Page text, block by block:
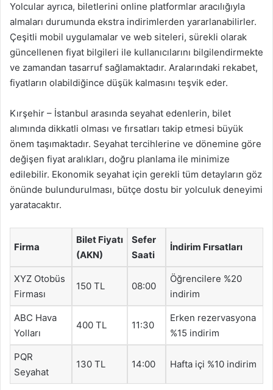
Yolcular ayrıca, biletlerini online platformlar aracılığıyla
almaları durumunda ekstra indirimlerden yararlanabilirler.
Çeşitli mobil uygulamalar ve web siteleri, sürekli olarak
güncellenen fiyat bilgileri ile kullanıcılarını bilgilendirmekte
ve zamandan tasarruf sağlamaktadır. Aralarındaki rekabet,
fiyatların olabildiğince düşük kalmasını teşvik eder.
Kırşehir – İstanbul arasında seyahat edenlerin, bilet
alımında dikkatli olması ve fırsatları takip etmesi büyük
önem taşımaktadır. Seyahat tercihlerine ve dönemine göre
değişen fiyat aralıkları, doğru planlama ile minimize
edilebilir. Ekonomik seyahat için gerekli tüm detayların göz
önünde bulundurulması, bütçe dostu bir yolculuk deneyimi
yaratacaktır.
Firma
Bilet Fiyatı
(AKN)
Sefer
Saati
İndirim Fırsatları
XYZ Otobüs
Firması
150 TL 08:00
Öğrencilere %20
indirim
ABC Hava
Yolları
400 TL 11:30
Erken rezervasyona
%15 indirim
PQR
Seyahat
130 TL 14:00 Hafta içi %10 indirim